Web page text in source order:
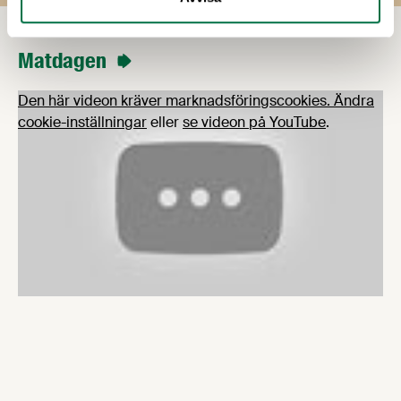
Matdagen
Den här videon kräver marknadsföringscookies. Ändra
cookie-inställningarellerse videon på YouTube.